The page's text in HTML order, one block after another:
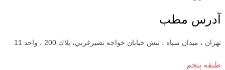
آدرس مطب
تهران ، ميدان سپاه ، نبش خيابان خواجه نصيرغربي، پلاك 200 ، واحد 11
طبقه پنجم